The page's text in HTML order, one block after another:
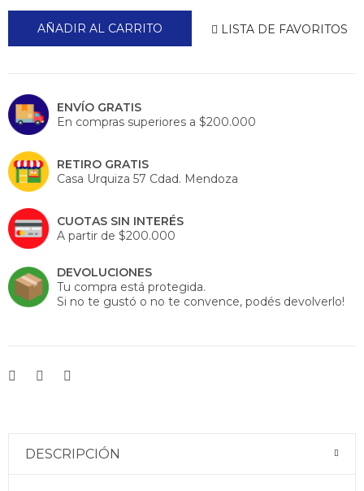
AÑADIR AL CARRITO LISTA DE FAVORITOS
ENVÍO GRATIS
En compras superiores a $200.000
RETIRO GRATIS
Casa Urquiza 57 Cdad. Mendoza
CUOTAS SIN INTERÉS
A partir de $200.000
DEVOLUCIONES
Tu compra está protegida.
Si no te gustó o no te convence, podés devolverlo!
DESCRIPCIÓN